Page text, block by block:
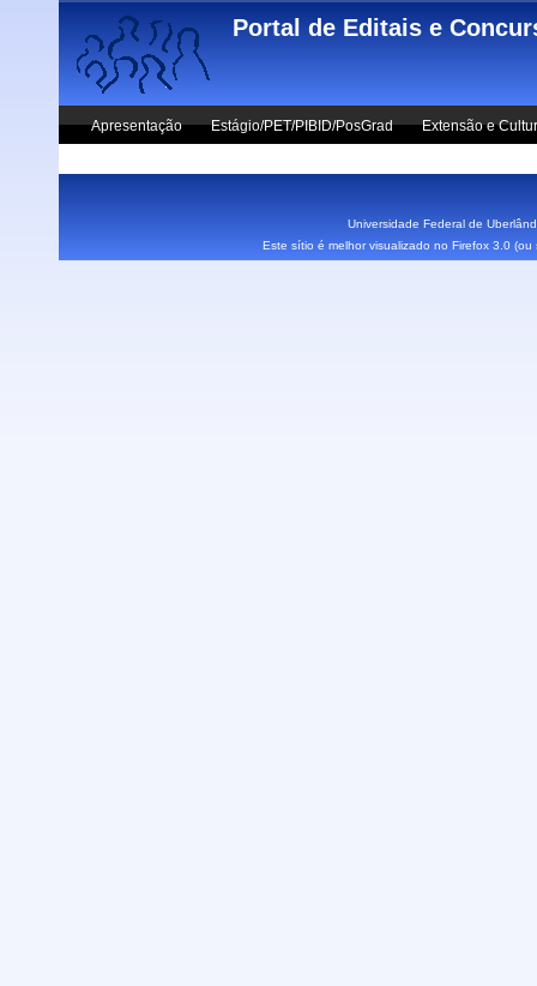
Skip to main content
Portal de Editais e
Apresentação Estágio/PET/PIBID/PosGrad Extensão e
Universidade Federal de
Este sítio é melhor visualizado no Firefox 3.0